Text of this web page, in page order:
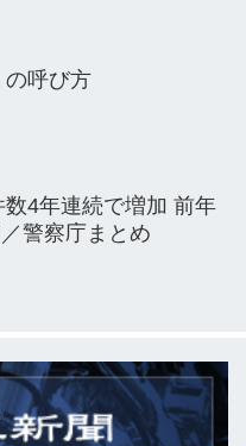
の呼び方
4年連続で増加 前年
警察庁まとめ